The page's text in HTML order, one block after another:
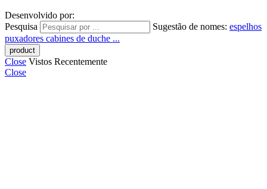
Desenvolvido por:
Pesquisa
Sugestão de nomes: espelhos
puxadores cabines de duche ...
Close Vistos Recentemente
Close